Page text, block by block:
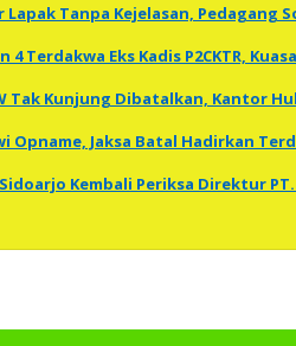
Lapak Tanpa Kejelasan, Pedagang
4 Terdakwa Eks Kadis P2CKTR,
Tak Kunjung Dibatalkan, Kantor
Opname, Jaksa Batal Hadirkan
Kembali Periksa Direktur